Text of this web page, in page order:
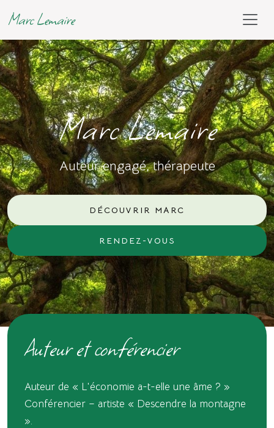
Marc Lemaire
Marc Lemaire
Auteur engagé, thérapeute
DÉCOUVRIR MARC
RENDEZ-VOUS
Auteur et conférencier
Auteur de « L'économie a-t-elle une âme ? »
Conférencier – artiste « Descendre la montagne
».